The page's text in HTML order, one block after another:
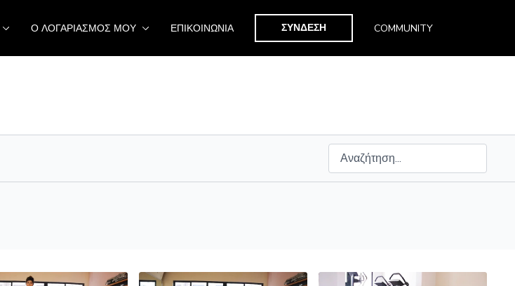
Ο ΛΟΓΑΡΙΑΣΜΟΣ ΜΟΥ ΕΠΙΚΟΙΝΩΝΙΑ ΣΥΝΔΕΣΗ COMMUNITY